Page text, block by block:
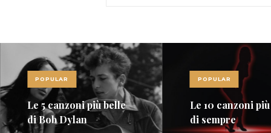
POPULAR
Le 5 canzoni più belle
di Bob Dylan
POPULAR
Le 10 canzoni
di sempre